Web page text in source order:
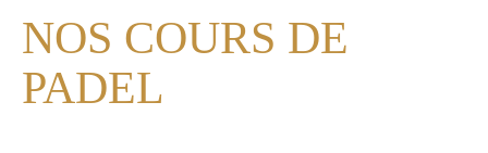
NOS COURS DE
PADEL